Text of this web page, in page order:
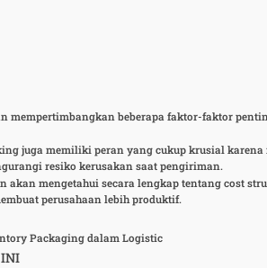
mempertimbangkan beberapa faktor-faktor
juga memiliki peran yang cukup krusial karena
resiko kerusakan saat pengiriman.
mengetahui secara lengkap tentang cost
perusahaan lebih produktif.
Packaging dalam Logistic